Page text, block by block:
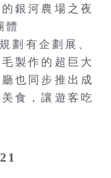
銀河農場之夜
體
劃有企劃展、
製作的超巨大
也同步推出成
食，讓遊客吃